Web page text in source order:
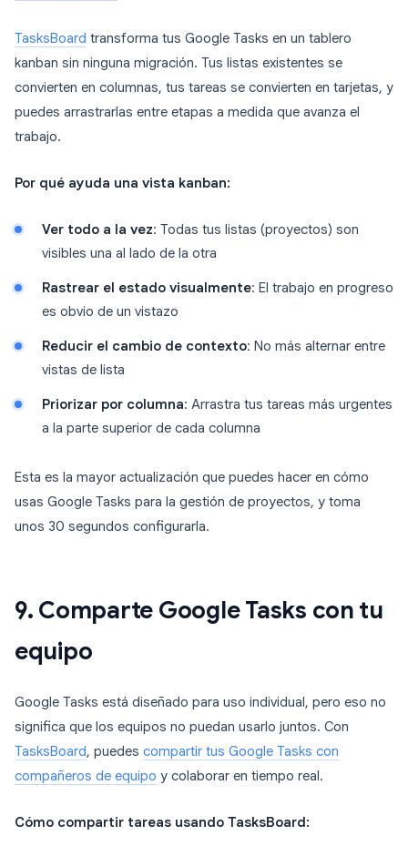
TasksBoard transforma tus Google Tasks en un tablero
kanban sin ninguna migración. Tus listas existentes se
convierten en columnas, tus tareas se convierten en tarjetas, y
puedes arrastrarlas entre etapas a medida que avanza el
trabajo.
Por qué ayuda una vista kanban:
Ver todo a la vez: Todas tus listas (proyectos) son
visibles una al lado de la otra
Rastrear el estado visualmente: El trabajo en progreso
es obvio de un vistazo
Reducir el cambio de contexto: No más alternar entre
vistas de lista
Priorizar por columna: Arrastra tus tareas más urgentes
a la parte superior de cada columna
Esta es la mayor actualización que puedes hacer en cómo
usas Google Tasks para la gestión de proyectos, y toma
unos 30 segundos configurarla.
9. Comparte Google Tasks con tu
equipo
Google Tasks está diseñado para uso individual, pero eso no
significa que los equipos no puedan usarlo juntos. Con
TasksBoard, puedes compartir tus Google Tasks con
compañeros de equipo y colaborar en tiempo real.
Cómo compartir tareas usando TasksBoard: